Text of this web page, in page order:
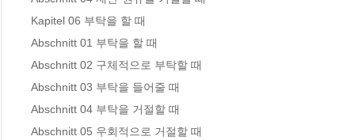
Kapitel 06 부탁을 할 때
Abschnitt 01 부탁을 할 때
Abschnitt 02 구체적으로 부탁할 때
Abschnitt 03 부탁을 들어줄 때
Abschnitt 04 부탁을 거절할 때
Abschnitt 05 우회적으로 거절할 때